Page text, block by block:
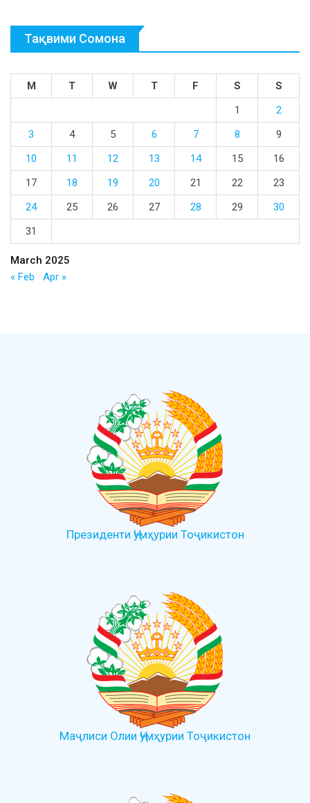
Тақвими Сомона
March 2025
M T W T F S
S
1
2
3
4 5 6 7 8
9
10
11 12 13 14 15
16
17
18 19 20 21 22
23
24
25 26 27 28 29
30
31
« Feb Apr »
Президенти Ҷумҳурии Тоҷикистон
Маҷлиси Олии Ҷумҳурии Тоҷикистон